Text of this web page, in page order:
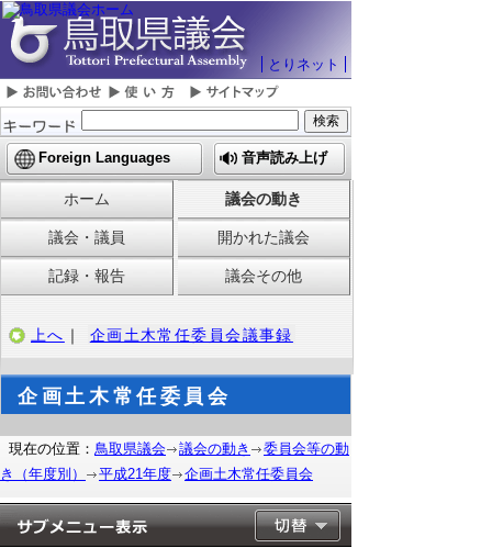
とりネット
Foreign Languages 音声読み上げ
ホーム 議会の動き
議会・議員 開かれた議会
記録・報告 議会その他
上へ ｜ 企画土木常任委員会議事録
企画土木常任委員会
現在の位置： 鳥取県議会 議会の動き
委員会等の動
き（年度別）
平成21年度 企画土木常任委員会